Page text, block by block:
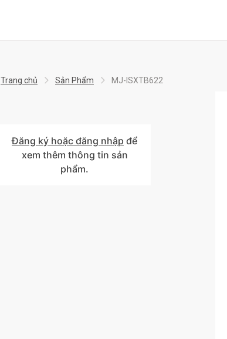
Trang chủ Sản Phẩm MJ-ISXTB622
Đăng ký hoặc đăng nhập để
xem thêm thông tin sản
phẩm.